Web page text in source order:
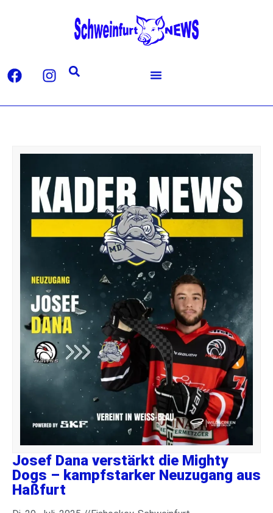
Josef Dana verstärkt die Mighty
Dogs – kampfstarker Neuzugang aus
Haßfurt